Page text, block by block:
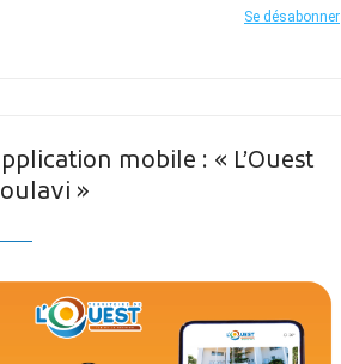
Se désabonner
mobile : « L’Ouest
»